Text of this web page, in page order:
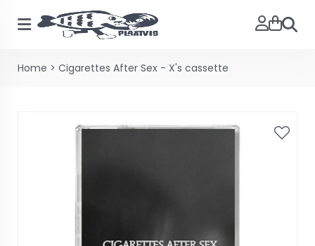
Home > Cigarettes After Sex - X's cassette